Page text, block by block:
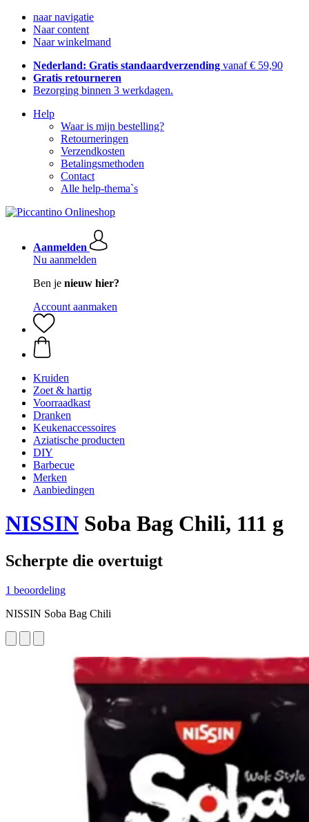
naar navigatie
Naar content
Naar winkelmand
Nederland: Gratis standaardverzending vanaf € 59,90
Gratis retourneren
Bezorging binnen 3 werkdagen.
Help
Waar is mijn bestelling?
Retourneringen
Verzendkosten
Betalingsmethoden
Contact
Alle help-thema`s
Aanmelden
Nu aanmelden
Ben je nieuw hier?
Account aanmaken
Kruiden
Zoet & hartig
Voorraadkast
Dranken
Keukenaccessoires
Aziatische producten
DIY
Barbecue
Merken
Aanbiedingen
NISSIN Soba Bag Chili, 111 g
Scherpte die overtuigt
1 beoordeling
NISSIN Soba Bag Chili